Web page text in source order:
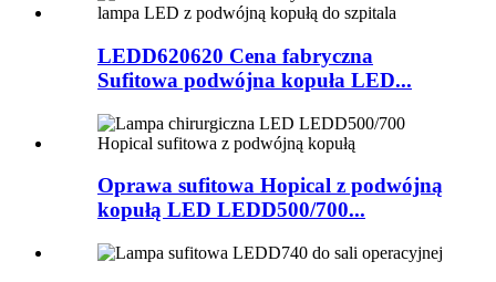
LEDD620620 Cena fabryczna
Sufitowa podwójna kopuła LED...
Oprawa sufitowa Hopical z podwójną
kopułą LED LEDD500/700...